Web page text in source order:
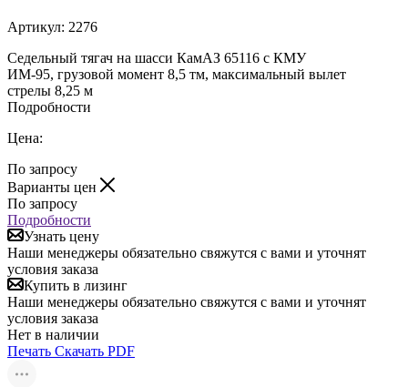
Артикул: 2276
Седельный тягач на шасси КамАЗ 65116 с КМУ
ИМ-95, грузовой момент 8,5 тм, максимальный вылет
стрелы 8,25 м
Подробности
Цена:
По запросу
Варианты цен
По запросу
Подробности
Узнать цену
Наши менеджеры обязательно свяжутся с вами и уточнят
условия заказа
Купить в лизинг
Наши менеджеры обязательно свяжутся с вами и уточнят
условия заказа
Нет в наличии
Печать Скачать PDF